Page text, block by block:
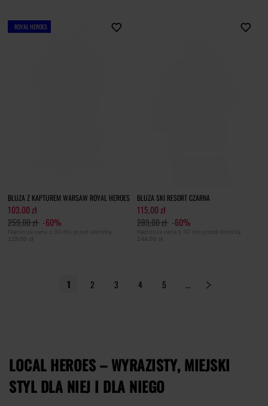
ROYAL HEROES
BLUZA Z KAPTUREM WARSAW ROYAL HEROES
103,00 zł
259,00 zł -60%
Najniższa cena z 30 dni przed obniżką
129,00 zł
BLUZA SKI RESORT CZARNA
115,00 zł
289,00 zł -60%
Najniższa cena z 30 dni przed obniżką
144,00 zł
1 2 3 4 5 ...
LOCAL HEROES – WYRAZISTY, MIEJSKI
STYL DLA NIEJ I DLA NIEGO